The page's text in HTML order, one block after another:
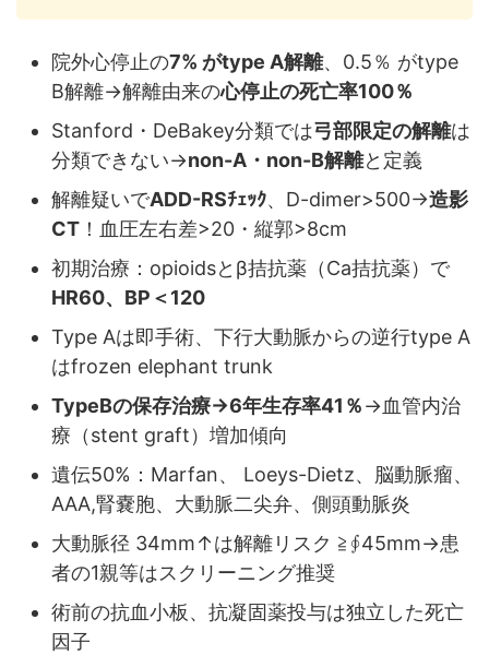
院外心停止の7% がtype A解離、0.5％ がtype
B解離→解離由来の心停止の死亡率100％
Stanford・DeBakey分類では弓部限定の解離は
分類できない→non-A・non-B解離と定義
解離疑いでADD-RSﾁｪｯｸ、D-dimer>500→造影
CT ！血圧左右差>20・縦郭>8cm
初期治療：opioidsとβ拮抗薬（Ca拮抗薬）で
HR60、BP＜120
Type Aは即手術、下行大動脈からの逆行type A
はfrozen elephant trunk
TypeBの保存治療→6年生存率41％→血管内治
療（stent graft）増加傾向
遺伝50%：Marfan、 Loeys-Dietz、脳動脈瘤、
AAA,腎嚢胞、大動脈二尖弁、側頭動脈炎
大動脈径 34mm↑は解離リスク ≧∮45mm→患
者の1親等はスクリーニング推奨
術前の抗血小板、抗凝固薬投与は独立した死亡
因子